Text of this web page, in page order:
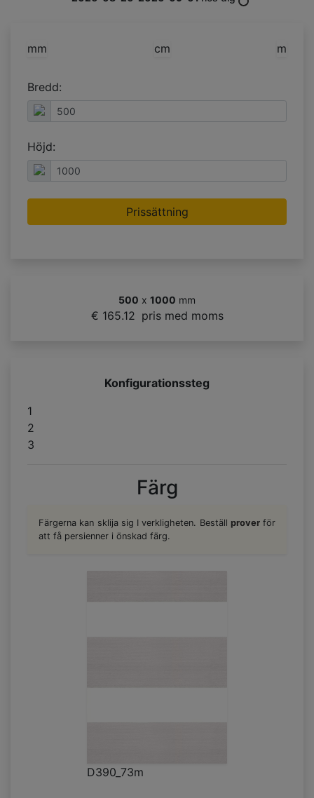
mm cm m
Bredd:
Höjd:
Prissättning
500 x 1000 mm
€ 165.12 pris med moms
Konfigurationssteg
1
2
3
Färg
Färgerna kan sklija sig I verkligheten. Beställ proverför
att få persienner i önskad färg.
D390_73m